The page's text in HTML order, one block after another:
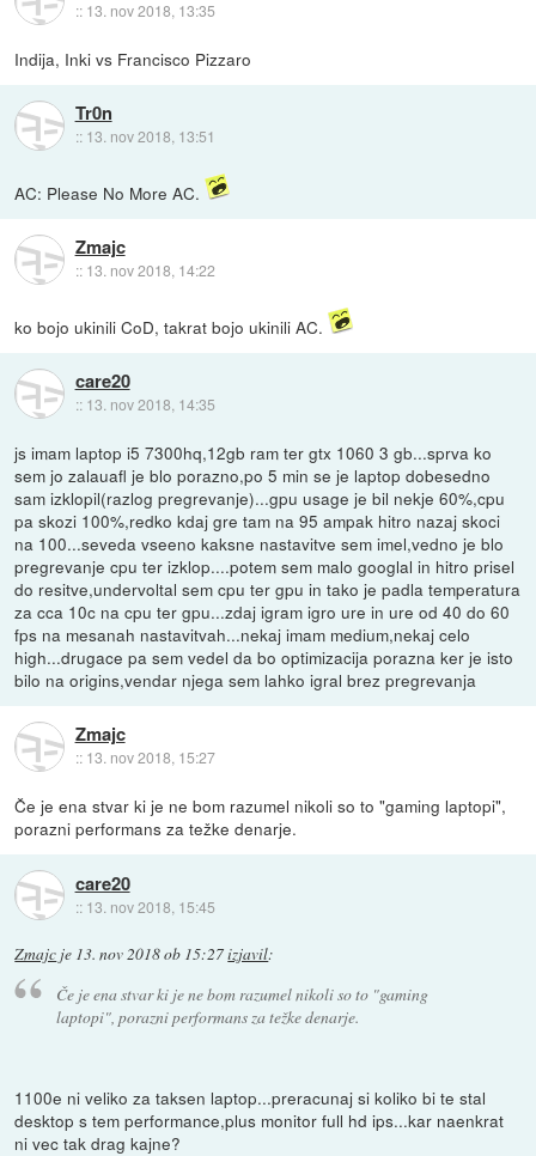
:: 13. nov 2018, 13:35
Indija, Inki vs Francisco Pizzaro
Tr0n
:: 13. nov 2018, 13:51
AC: Please No More AC.
Zmajc
:: 13. nov 2018, 14:22
ko bojo ukinili CoD, takrat bojo ukinili AC.
care20
:: 13. nov 2018, 14:35
js imam laptop i5 7300hq,12gb ram ter gtx 1060 3 gb...sprva ko
sem jo zalauafl je blo porazno,po 5 min se je laptop dobesedno
sam izklopil(razlog pregrevanje)...gpu usage je bil nekje 60%,cpu
pa skozi 100%,redko kdaj gre tam na 95 ampak hitro nazaj skoci
na 100...seveda vseeno kaksne nastavitve sem imel,vedno je blo
pregrevanje cpu ter izklop....potem sem malo googlal in hitro prisel
do resitve,undervoltal sem cpu ter gpu in tako je padla temperatura
za cca 10c na cpu ter gpu...zdaj igram igro ure in ure od 40 do 60
fps na mesanah nastavitvah...nekaj imam medium,nekaj celo
high...drugace pa sem vedel da bo optimizacija porazna ker je isto
bilo na origins,vendar njega sem lahko igral brez pregrevanja
Zmajc
:: 13. nov 2018, 15:27
Če je ena stvar ki je ne bom razumel nikoli so to "gaming laptopi",
porazni performans za težke denarje.
care20
:: 13. nov 2018, 15:45
Zmajc je 13. nov 2018 ob 15:27izjavil:
Če je ena stvar ki je ne bom razumel nikoli so to "gaming
laptopi", porazni performans za težke denarje.
1100e ni veliko za taksen laptop...preracunaj si koliko bi te stal
desktop s tem performance,plus monitor full hd ips...kar naenkrat
ni vec tak drag kajne?